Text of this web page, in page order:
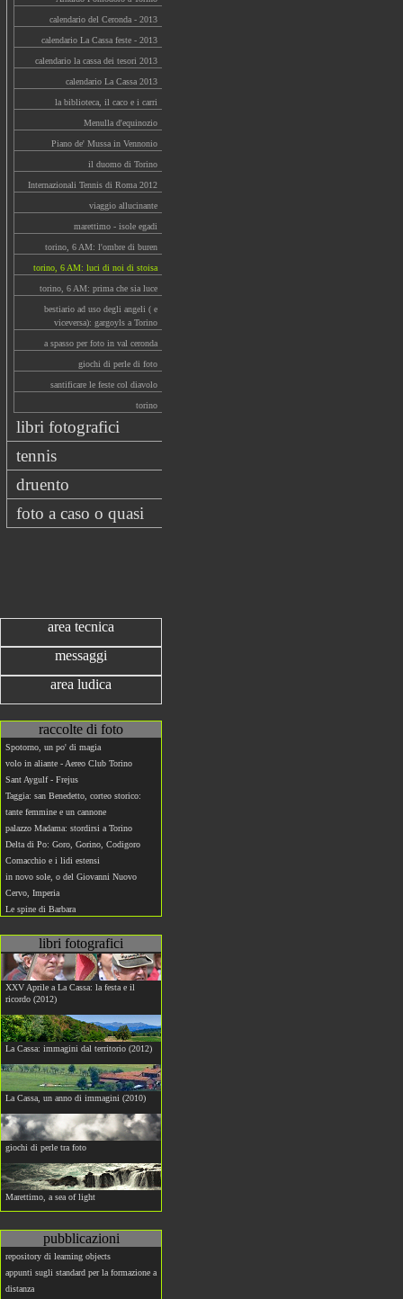
calendario del Ceronda - 2013
calendario La Cassa feste - 2013
calendario la cassa dei tesori 2013
calendario La Cassa 2013
la biblioteca, il caco e i carri
Menulla d'equinozio
Piano de' Mussa in Vennonio
il duomo di Torino
Internazionali Tennis di Roma 2012
viaggio allucinante
marettimo - isole egadi
torino, 6 AM: l'ombre di buren
torino, 6 AM: luci di noi di stoisa
torino, 6 AM: prima che sia luce
bestiario ad uso degli angeli ( e
viceversa): gargoyls a Torino
a spasso per foto in val ceronda
giochi di perle di foto
santificare le feste col diavolo
torino
libri fotografici
tennis
druento
foto a caso o quasi
area tecnica
messaggi
area ludica
raccolte di foto
Spotorno, un po' di magia
volo in aliante - Aereo Club Torino
Sant Aygulf - Frejus
Taggia: san Benedetto, corteo storico:
tante femmine e un cannone
palazzo Madama: stordirsi a Torino
Delta di Po: Goro, Gorino, Codigoro
Comacchio e i lidi estensi
in novo sole, o del Giovanni Nuovo
Cervo, Imperia
Le spine di Barbara
libri fotografici
XXV Aprile a La Cassa: la festa e il
ricordo (2012)
La Cassa: immagini dal territorio (2012)
La Cassa, un anno di immagini (2010)
giochi di perle tra foto
Marettimo, a sea of light
pubblicazioni
repository di learning objects
appunti sugli standard per la formazione a
distanza